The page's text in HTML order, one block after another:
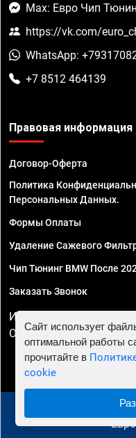
Max: Евро Чип
https://vk.com/
WhatsApp:
+7 8512 464139
Правовая информация
Договор-Оферта
Политика
Персональных Данных.
Формы Оплаты
Удаление Сажевого
Чип Тюнинг BMW После
Заказать Звонок
ИП Смирнов Георгий
ОГРНИП
© 2010 - 2026 Чип
Сайт использует
оптимальной работы
прочитайте в
cookie